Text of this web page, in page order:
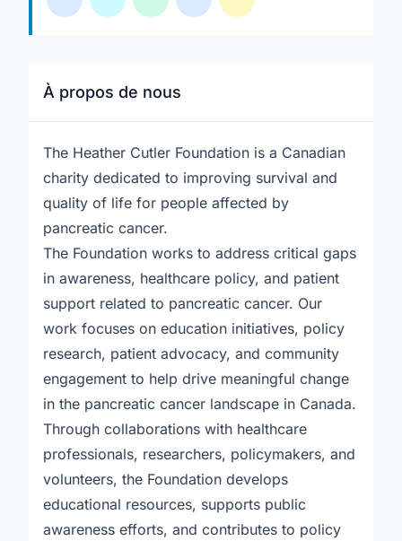
À propos de nous
The Heather Cutler Foundation is a Canadian
charity dedicated to improving survival and
quality of life for people affected by
pancreatic cancer.
The Foundation works to address critical gaps
in awareness, healthcare policy, and patient
support related to pancreatic cancer. Our
work focuses on education initiatives, policy
research, patient advocacy, and community
engagement to help drive meaningful change
in the pancreatic cancer landscape in Canada.
Through collaborations with healthcare
professionals, researchers, policymakers, and
volunteers, the Foundation develops
educational resources, supports public
awareness efforts, and contributes to policy